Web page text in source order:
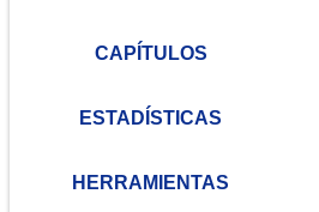
CAPÍTULOS
ESTADÍSTICAS
HERRAMIENTAS